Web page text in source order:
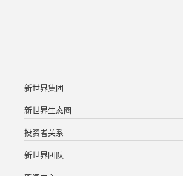
新世界集团
新世界生态圈
投资者关系
新世界团队